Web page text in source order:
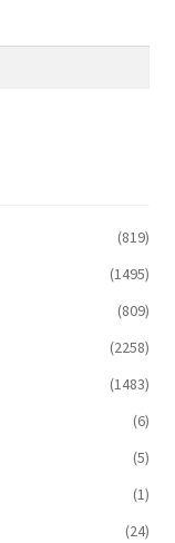
(819)
(1495)
(809)
(2258)
(1483)
(6)
(5)
(1)
(24)